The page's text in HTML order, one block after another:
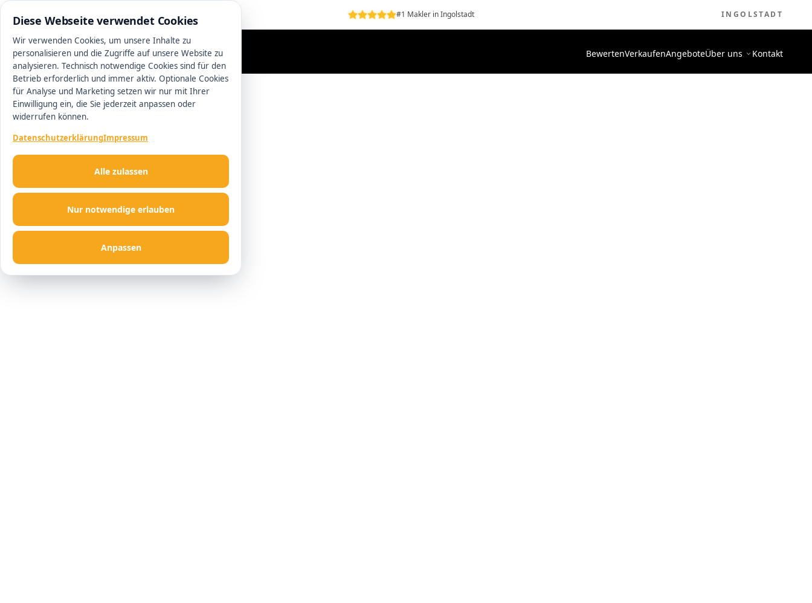
0511 13221100 #1 Makler in Ingolstadt INGOLSTADT
BewertenVerkaufenAngeboteÜber uns Kontakt
Diese Webseite verwendet Cookies
Wir verwenden Cookies, um unsere Inhalte zu
personalisieren und die Zugriffe auf unsere Website zu
analysieren. Technisch notwendige Cookies sind für den
Betrieb erforderlich und immer aktiv. Optionale Cookies
für Analyse und Marketing setzen wir nur mit Ihrer
Einwilligung ein, die Sie jederzeit anpassen oder
widerrufen können.
DatenschutzerklärungImpressum
Nur notwendige erlauben
Anpassen
Alle zulassen